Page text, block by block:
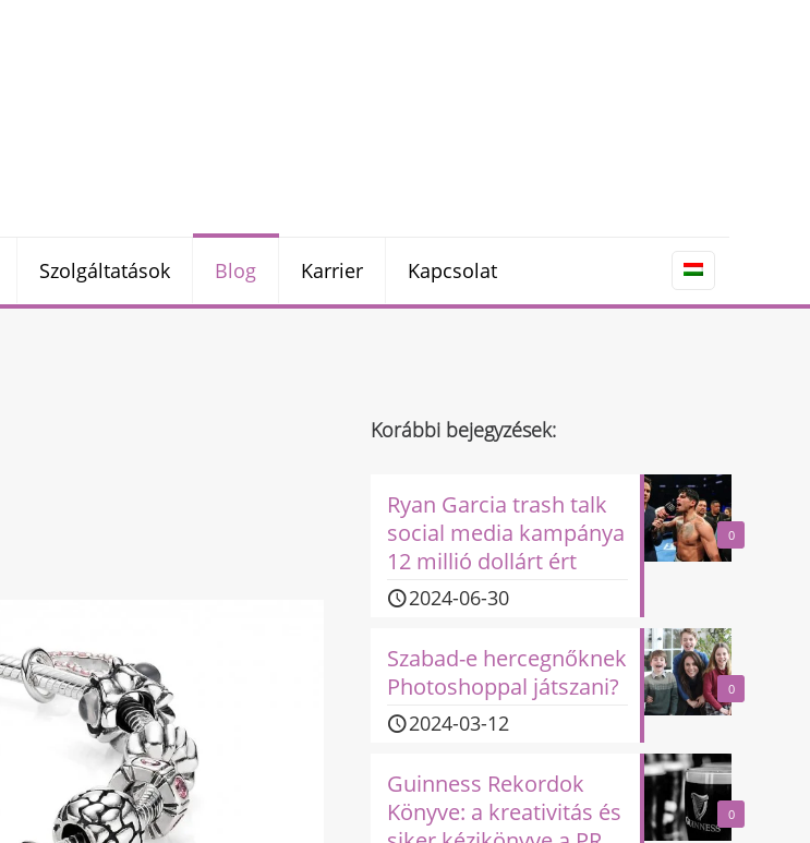
Szolgáltatások Blog Karrier Kapcsolat
Korábbi bejegyzések:
0
Ryan Garcia trash talk
social media kampánya
12 millió dollárt ért
2024-06-30
0
Szabad-e hercegnőknek
Photoshoppal játszani?
2024-03-12
0
Guinness Rekordok
Könyve: a kreativitás és